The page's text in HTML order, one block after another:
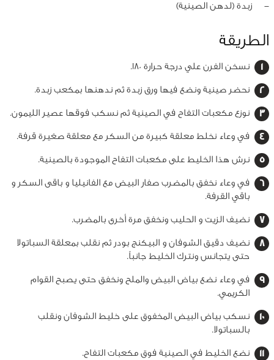
‏-
زبدة (لدهن الصينية)
الطريقة
نسخن الفرن علي درجة حرارة 180.
نحضر صينية ونضع فيها ورق زبدة ثم ندهنها بمكعب زبدة.
نوزع مكعبات التفاح في الصينية ثم نسكب فوقها عصير الليمون.
في وعاء نخلط معلقة كبيرة من السكر مع معلقة صغيرة قرفة.
نرش هذا الخليط على مكعبات التفاح الموجودة بالصينية.
في وعاء نخفق بالمضرب صفار البيض مع الفانيليا و باقى السكر و
باقي القرفة.
نضيف الزيت و الحليب ونخفق مرة أخرى بالمضرب.
نضيف دقيق الشوفان و البيكنج بودر ثم نقلب بمعلقة السباتولا
حتى يتجانس ونترك الخليط جانباً.
في وعاء نضع بياض البيض والملح ونخفق حتى يصبح القوام
الكريمي.
نسكب بياض البيض المخفوق على خليط الشوفان ونقلب
بالسباتولا.
نضع الخليط في الصينية فوق مكعبات التفاح.